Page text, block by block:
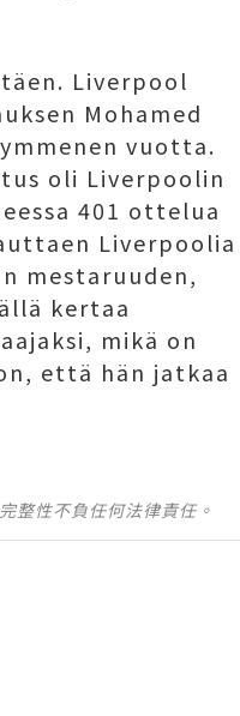
Liverpool
Mohamed
vuotta.
oli Liverpoolin
401 ottelua
Liverpoolia
mestaruuden,
kertaa
mikä on
että hän jatkaa
整性不負任何法律責任。